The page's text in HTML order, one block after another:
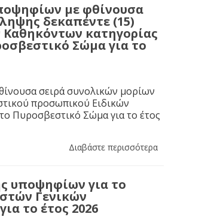
με φθίνουσα
δεκαπέντε (15)
κατηγορίας
Σώμα για το
σειρά συνολικών μορίων
προσωπικού Ειδικών
Πυροσβεστικό Σώμα για το έτος
Διαβάστε περισσότερα
υποψηφίων για το
Γενικών
το έτος 2026